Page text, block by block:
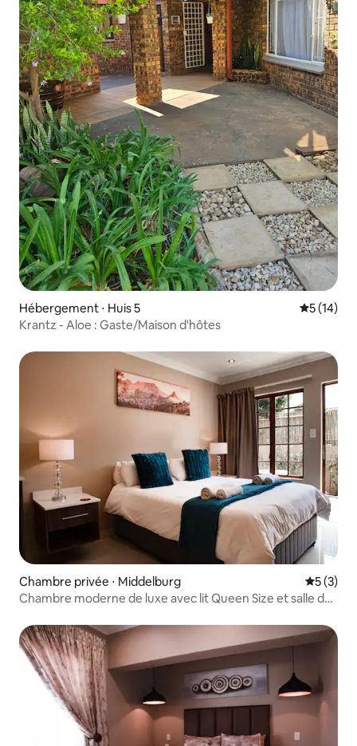
Hébergement ⋅ Huis 5
5 (14)
Krantz - Aloe : Gaste/Maison d'hôtes
Chambre privée ⋅ Middelburg
5 (3)
Chambre moderne de luxe avec lit Queen Size et salle de